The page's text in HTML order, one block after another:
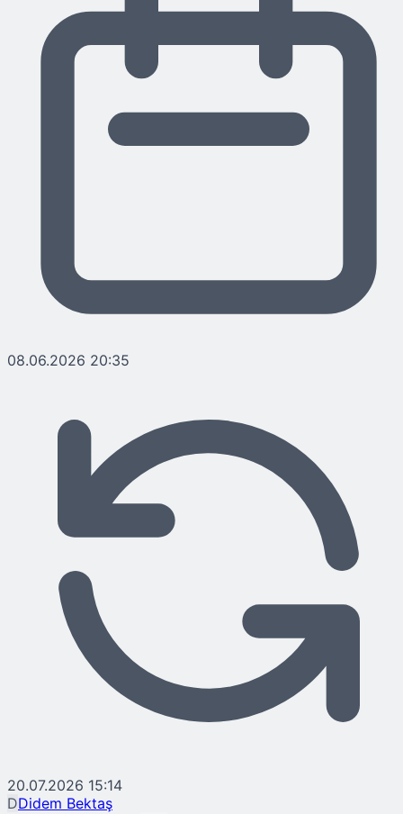
08.06.2026 20:35
20.07.2026 15:14
DDidem Bektaş